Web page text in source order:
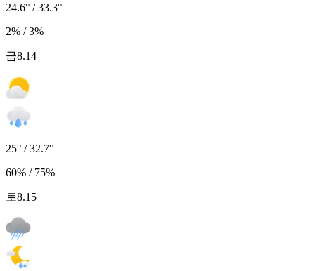
24.6° / 33.3°
2% / 3%
금8.14
25° / 32.7°
60% / 75%
토8.15